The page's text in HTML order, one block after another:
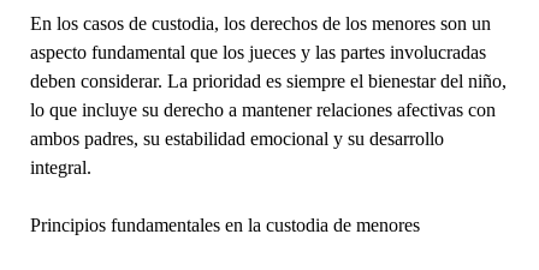
En los casos de custodia, los derechos de los menores son un
aspecto fundamental que los jueces y las partes involucradas
deben considerar. La prioridad es siempre el bienestar del niño,
lo que incluye su derecho a mantener relaciones afectivas con
ambos padres, su estabilidad emocional y su desarrollo
integral.
Principios fundamentales en la custodia de menores